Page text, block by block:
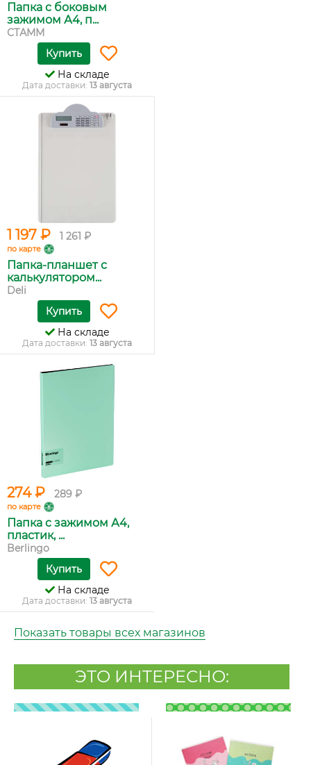
Папка с боковым
зажимом А4, п...
СТАММ
Купить
На складе
Дата доставки: 13 августа
1 197 ₽ 1 261 ₽
по карте
Папка-планшет с
калькулятором...
Deli
Купить
На складе
Дата доставки: 13 августа
274 ₽ 289 ₽
по карте
Папка c зажимом А4,
пластик, ...
Berlingo
Купить
На складе
Дата доставки: 13 августа
Показать товары всех магазинов
ЭТО ИНТЕРЕСНО: